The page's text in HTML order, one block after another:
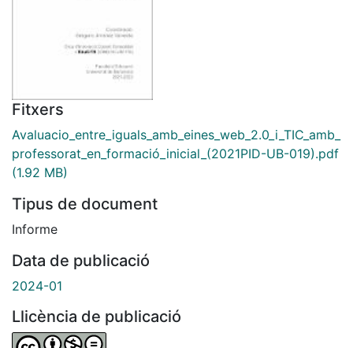
Fitxers
Avaluacio_entre_iguals_amb_eines_web_2.0_i_TIC_amb_
professorat_en_formació_inicial_(2021PID-UB-019).pdf
(1.92 MB)
Tipus de document
Informe
Data de publicació
2024-01
Llicència de publicació